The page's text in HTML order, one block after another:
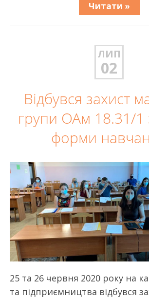
Читати »
ЛИП
02
Відбувся захист
групи ОАм 18.31/1
форми
25 та 26 червня 2020 року на
та підприємництва відбувся